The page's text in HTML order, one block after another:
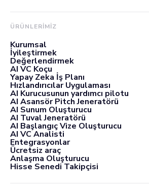
ÜRÜNLERIMIZ
Kurumsal
İyileştirmek
Değerlendirmek
AI VC Koçu
Yapay Zeka İş Planı
Hızlandırıcılar Uygulaması
AI Kurucusunun yardımcı pilotu
AI Asansör Pitch Jeneratörü
AI Sunum Oluşturucu
AI Tuval Jeneratörü
AI Başlangıç Vize Oluşturucu
AI VC Analisti
Entegrasyonlar
Ücretsiz araç
Anlaşma Oluşturucu
Hisse Senedi Takipçisi